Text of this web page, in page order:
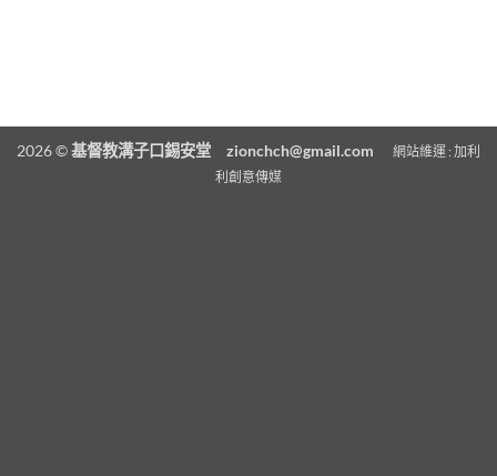
2026 ©基督教溝子口錫安堂 zionchch@gmail.com 網站維運 : 加利
利創意傳媒